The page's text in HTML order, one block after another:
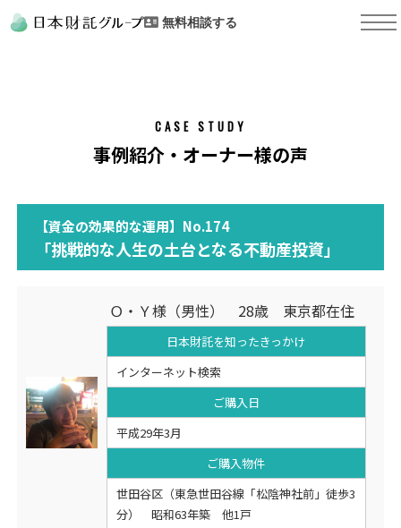
無料相談する
CASE STUDY
事例紹介・オーナー様の声
【資金の効果的な運用】No.174
「挑戦的な人生の土台となる不動産投資」
Ｏ・Ｙ様（男性） 28歳 東京都在住
日本財託を知ったきっかけ
インターネット検索
ご購入日
平成29年3月
ご購入物件
世田谷区（東急世田谷線「松陰神社前」徒歩3
分） 昭和63年築 他1戸